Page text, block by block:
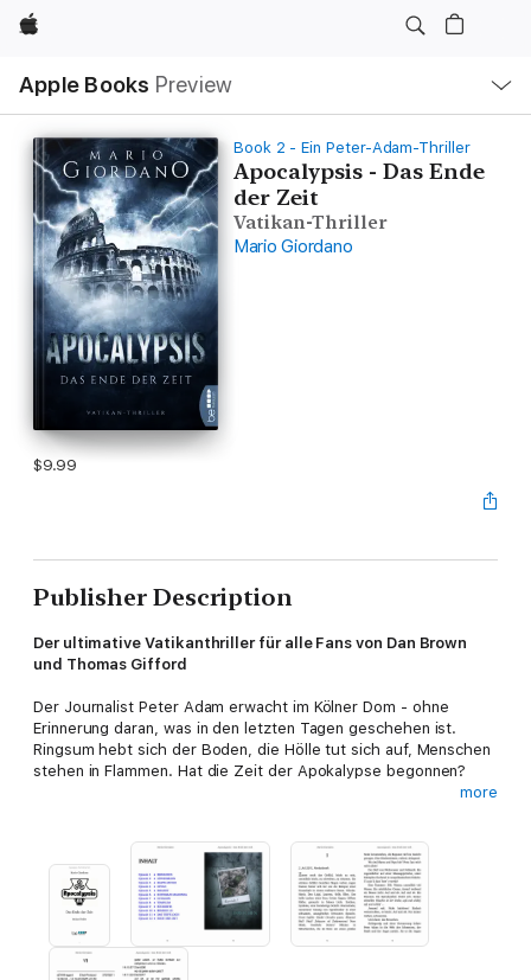
Apple
Apple Books Preview
Nav
Open
Menu
Book 2 - Ein Peter-Adam-Thriller
Apocalypsis - Das Ende
der Zeit
Vatikan-Thriller
Mario Giordano
$9.99
Publisher Description
Der ultimative Vatikanthriller für alle Fans von Dan Brown
und Thomas Gifford
Der Journalist Peter Adam erwacht im Kölner Dom - ohne
Erinnerung daran, was in den letzten Tagen geschehen ist.
Ringsum hebt sich der Boden, die Hölle tut sich auf, Menschen
stehen in Flammen. Hat die Zeit der Apokalypse begonnen?
das drohende Verhängnis abzuwenden. Die letzte Hoffnung der
Welt liegt in der rätselhaften Tätowierung, die Peter Adams
gesamten Körper bedeckt. Uralte Zeichen, die den Weg zu
einem der größten Mysterien der Menschheitsgeschichte
weisen: Dem Ursprung des Bösen.
more